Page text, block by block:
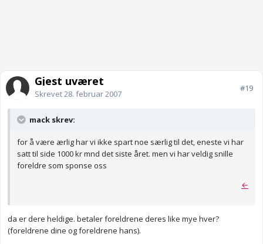
Gjest uværet
Skrevet28. februar 2007
#19
mack skrev:
for å være ærlig har vi ikke spart noe særlig til det, eneste vi har
satt til side 1000 kr mnd det siste året. men vi har veldig snille
foreldre som sponse oss
←
da er dere heldige. betaler foreldrene deres like mye hver?
(foreldrene dine og foreldrene hans).